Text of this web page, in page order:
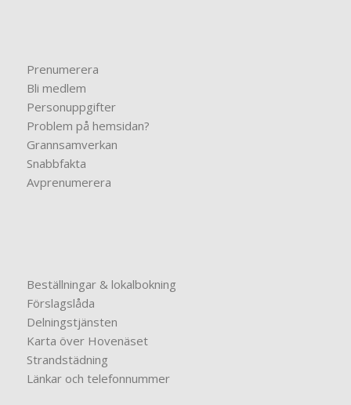
Prenumerera
Bli medlem
Personuppgifter
Problem på hemsidan?
Grannsamverkan
Snabbfakta
Avprenumerera
Beställningar & lokalbokning
Förslagslåda
Delningstjänsten
Karta över Hovenäset
Strandstädning
Länkar och telefonnummer